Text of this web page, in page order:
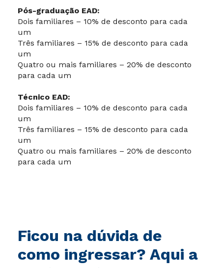
Pós-graduação EAD:
Dois familiares – 10% de desconto para cada
um
Três familiares – 15% de desconto para cada
um
Quatro ou mais familiares – 20% de desconto
para cada um
Técnico EAD:
Dois familiares – 10% de desconto para cada
um
Três familiares – 15% de desconto para cada
um
Quatro ou mais familiares – 20% de desconto
para cada um
Ficou na dúvida de
como ingressar? Aqui a